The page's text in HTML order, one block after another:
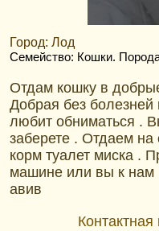
Город: Лод
Семейство: Кошки.
Отдам кошку в
Добрая без болезней
любит обниматься .
заберете . Отдаем
корм туалет миска .
машине или вы к нам
авив